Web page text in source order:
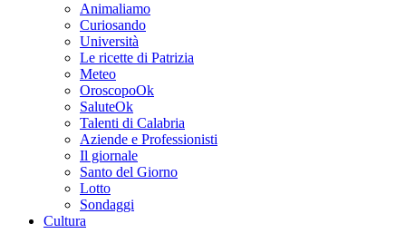
Animaliamo
Curiosando
Università
Le ricette di Patrizia
Meteo
OroscopoOk
SaluteOk
Talenti di Calabria
Aziende e Professionisti
Il giornale
Santo del Giorno
Lotto
Sondaggi
Cultura